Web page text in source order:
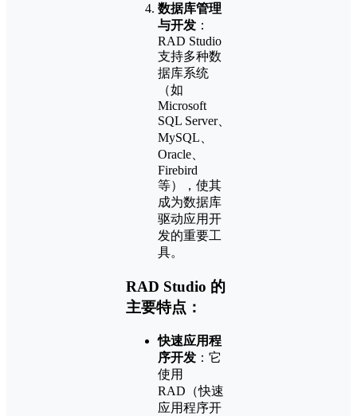
数据库管理
与开发 ：
RAD Studio
支持多种数
据库系统
（如
Microsoft
SQL Server、
MySQL、
Oracle、
Firebird
等），使其
成为数据库
驱动应用开
发的重要工
具。
RAD Studio 的
主要特点：
快速应用程
序开发 ：它
使用
RAD（快速
应用程序开